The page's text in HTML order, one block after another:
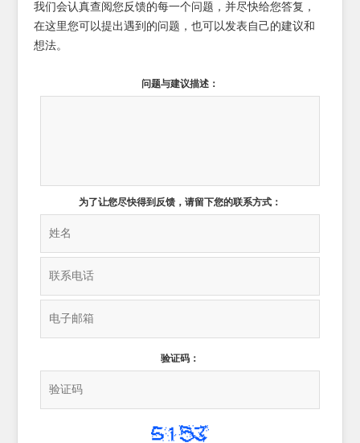
我们会认真查阅您反馈的每一个问题，并尽快给您答复，
在这里您可以提出遇到的问题，也可以发表自己的建议和
想法。
问题与建议描述：
为了让您尽快得到反馈，请留下您的联系方式：
验证码：